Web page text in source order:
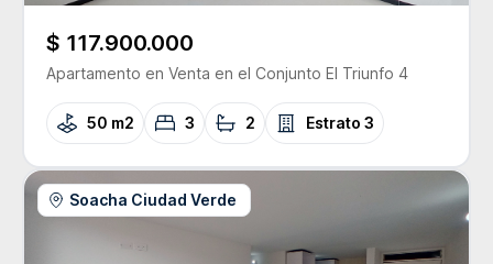
$ 117.900.000
Apartamento en Venta en el Conjunto El Triunfo 4
50 m2 3 2 Estrato 3
Soacha Ciudad Verde